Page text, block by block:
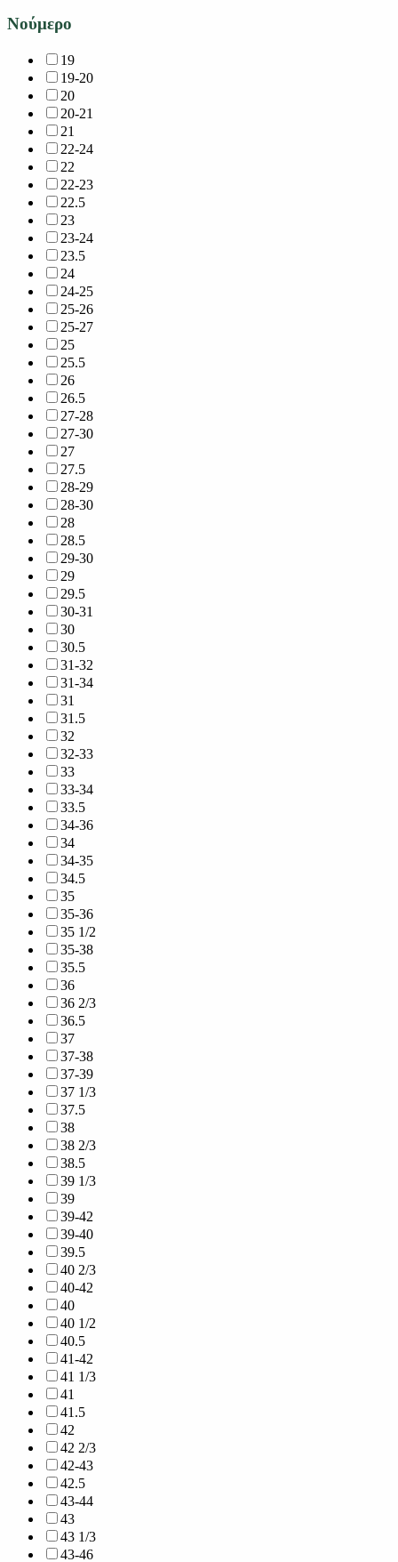
Νούμερο
19
19-20
20
20-21
21
22-24
22
22-23
22.5
23
23-24
23.5
24
24-25
25-26
25-27
25
25.5
26
26.5
27-28
27-30
27
27.5
28-29
28-30
28
28.5
29-30
29
29.5
30-31
30
30.5
31-32
31-34
31
31.5
32
32-33
33
33-34
33.5
34-36
34
34-35
34.5
35
35-36
35 1/2
35-38
35.5
36
36 2/3
36.5
37
37-38
37-39
37 1/3
37.5
38
38 2/3
38.5
39 1/3
39
39-42
39-40
39.5
40 2/3
40-42
40
40 1/2
40.5
41-42
41 1/3
41
41.5
42
42 2/3
42-43
42.5
43-44
43
43 1/3
43-46